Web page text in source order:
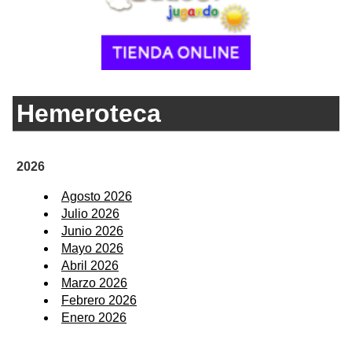
Hemeroteca
2026
Agosto 2026
Julio 2026
Junio 2026
Mayo 2026
Abril 2026
Marzo 2026
Febrero 2026
Enero 2026